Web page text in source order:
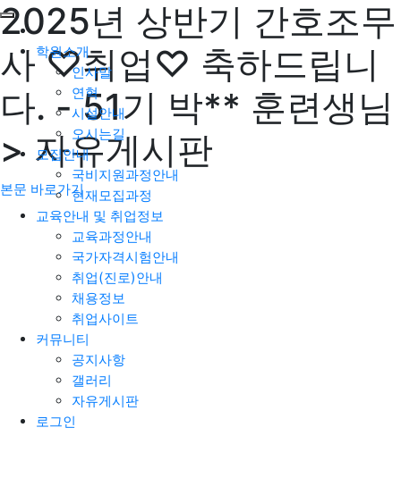
2025년 상반기 간호조무
사 ♡취업♡ 축하드립니
다. - 51기 박** 훈련생님
> 자유게시판
본문 바로가기
학원소개
인사말
연혁
시설안내
오시는길
모집안내
국비지원과정안내
현재모집과정
교육안내 및 취업정보
교육과정안내
국가자격시험안내
취업(진로)안내
채용정보
취업사이트
커뮤니티
공지사항
갤러리
자유게시판
로그인